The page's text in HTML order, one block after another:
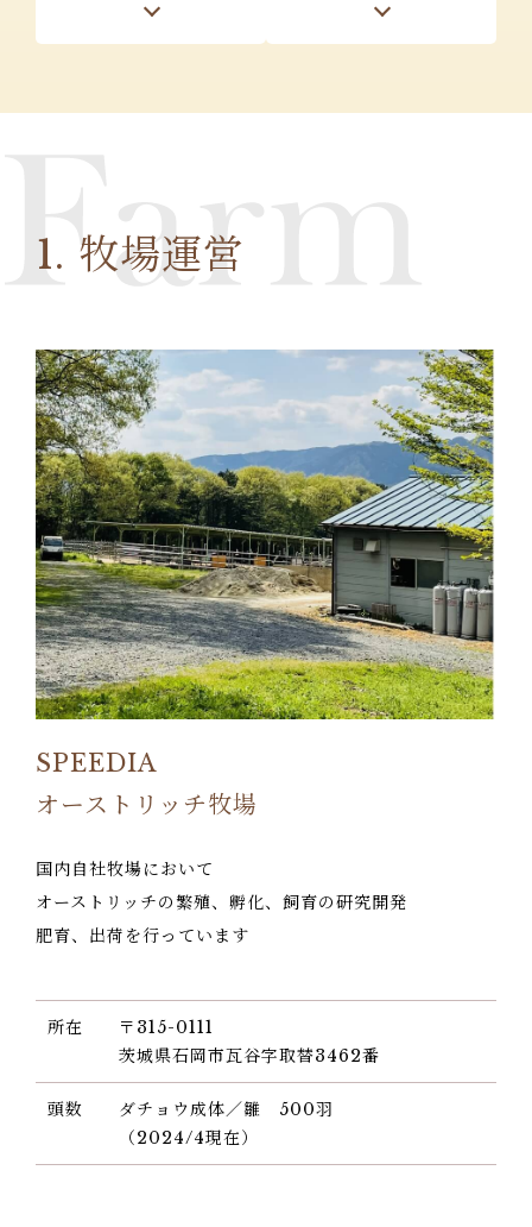
1. 牧場運営
SPEEDIA
オーストリッチ牧場
国内自社牧場において
オーストリッチの繁殖、孵化、飼育の研究開発
肥育、出荷を行っています
所在
〒315-0111
茨城県石岡市瓦谷字取替3462番
頭数
ダチョウ成体／雛 500羽
（2024/4現在）